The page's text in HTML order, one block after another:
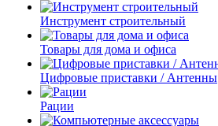
Инструмент строительный
Товары для дома и офиса
Цифровые приставки / Антенны
Рации